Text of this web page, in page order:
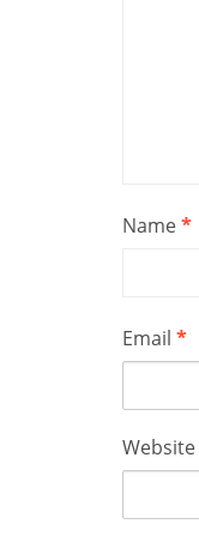
Name*
Email *
Website